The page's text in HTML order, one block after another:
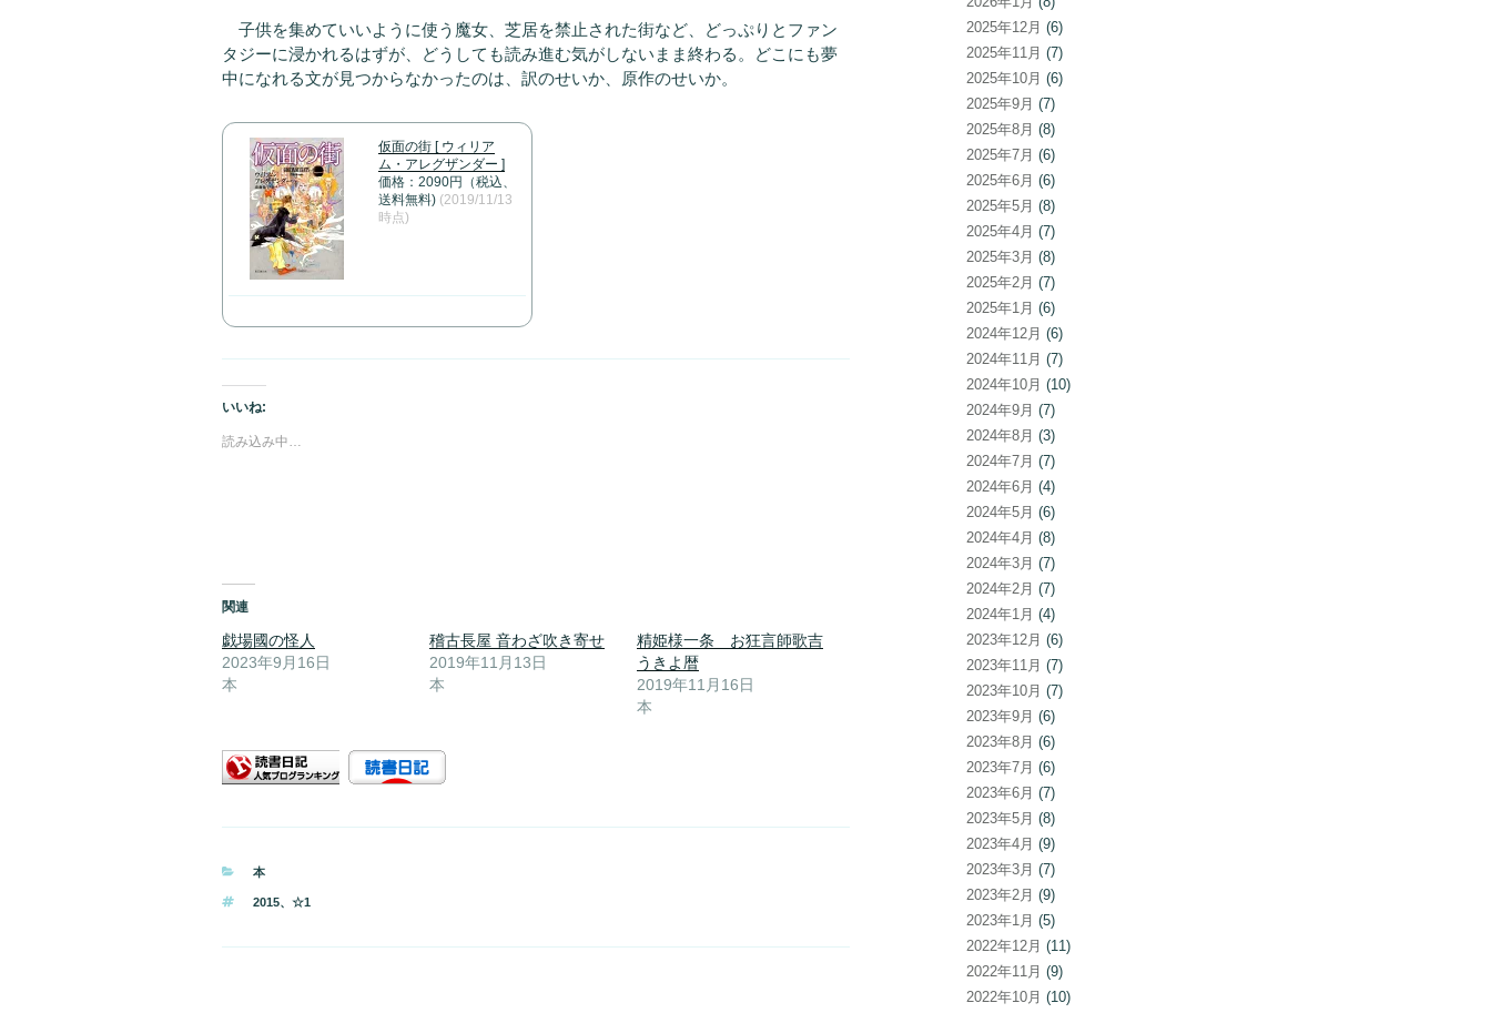
子供を集めていいように使う魔女、芝居を禁止された街など、どっぷりとファン
タジーに浸かれるはずが、どうしても読み進む気がしないまま終わる。どこにも夢
中になれる文が見つからなかったのは、訳のせいか、原作のせいか。
仮面の街 [ ウィリア
ム・アレグザンダー ]
価格：2090円（税込、
送料無料) (2019/11/13
時点)
いいね:
読み込み中…
関連
戯場國の怪人
2023年9月16日
本
稽古長屋 音わざ吹き寄せ
2019年11月13日
本
精姫様一条 お狂言師歌吉
うきよ暦
2019年11月16日
本
カ
ゴ
本
タ
2015、 ☆1
2025年12月 (6)
2025年11月 (7)
2025年10月 (6)
2025年9月 (7)
2025年8月 (8)
2025年7月 (6)
2025年6月 (6)
2025年5月 (8)
2025年4月 (7)
2025年3月 (8)
2025年2月 (7)
2025年1月 (6)
2024年12月 (6)
2024年11月 (7)
2024年10月 (10)
2024年9月 (7)
2024年8月 (3)
2024年7月 (7)
2024年6月 (4)
2024年5月 (6)
2024年4月 (8)
2024年3月 (7)
2024年2月 (7)
2024年1月 (4)
2023年12月 (6)
2023年11月 (7)
2023年10月 (7)
2023年9月 (6)
2023年8月 (6)
2023年7月 (6)
2023年6月 (7)
2023年5月 (8)
2023年4月 (9)
2023年3月 (7)
2023年2月 (9)
2023年1月 (5)
2022年12月 (11)
2022年11月 (9)
2022年10月 (10)